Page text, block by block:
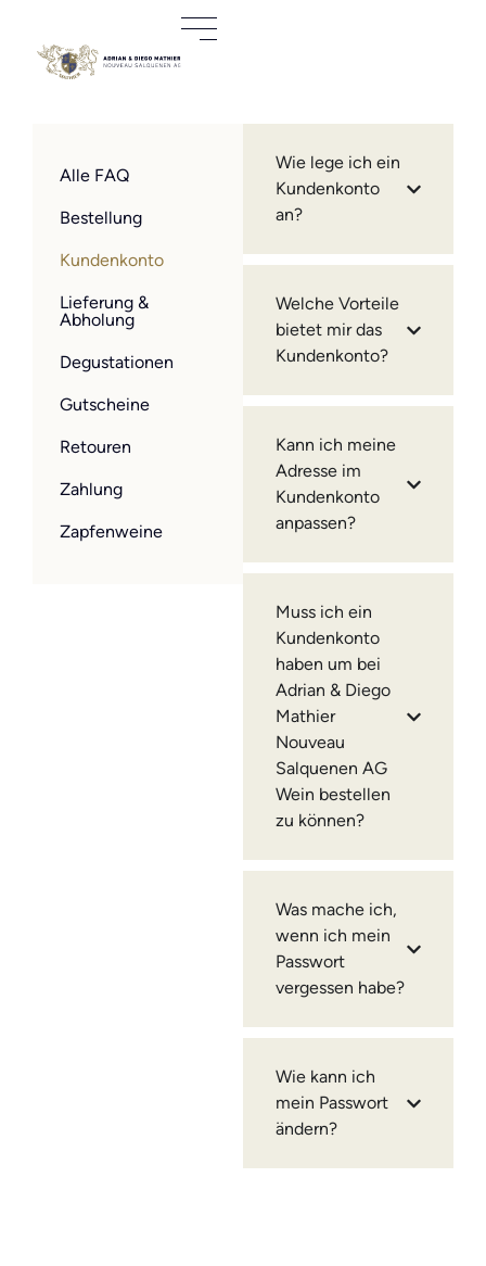
Alle FAQ
Bestellung
Kundenkonto
Lieferung &
Abholung
Degustationen
Gutscheine
Retouren
Zahlung
Zapfenweine
Wie lege ich ein
Kundenkonto
an?
Welche Vorteile
bietet mir das
Kundenkonto?
Kann ich meine
Adresse im
Kundenkonto
anpassen?
Muss ich ein
Kundenkonto
haben um bei
Adrian & Diego
Mathier
Nouveau
Salquenen AG
Wein bestellen
zu können?
Was mache ich,
wenn ich mein
Passwort
vergessen habe?
Wie kann ich
mein Passwort
ändern?